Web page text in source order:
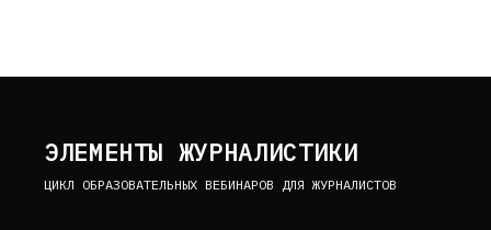
ЭЛЕМЕНТЫ ЖУРНАЛИСТИКИ
ЦИКЛ ОБРАЗОВАТЕЛЬНЫХ ВЕБИНАРОВ ДЛЯ ЖУРНАЛИСТОВ